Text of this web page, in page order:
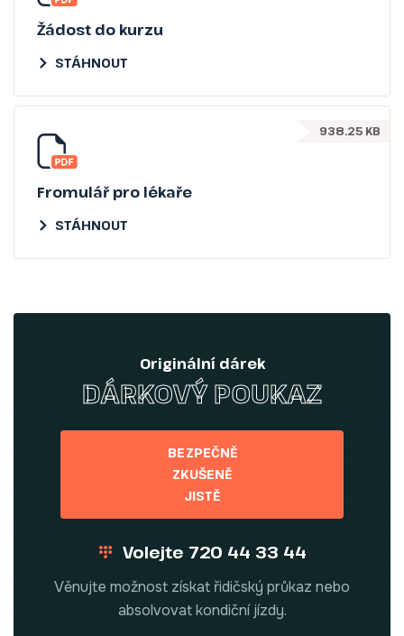
Žádost do kurzu
STÁHNOUT
938.25 KB
Fromulář pro lékaře
STÁHNOUT
Originální dárek
DÁRKOVÝ POUKAZ
BEZPEČNĚ
ZKUŠENĚ
JISTĚ
Volejte 720 44 33 44
Věnujte možnost získat řidičský průkaz nebo
absolvovat kondiční jízdy.